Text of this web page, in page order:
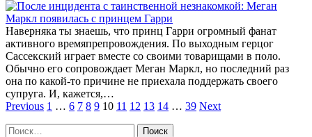
Наверняка ты знаешь, что принц Гарри огромный фанат
активного времяпрепровождения. По выходным герцог
Сассекский играет вместе со своими товарищами в поло.
Обычно его сопровождает Меган Маркл, но последний раз
она по какой-то причине не приехала поддержать своего
супруга. И, кажется,…
Пагинация
записей
Previous 1 … 6 7 8 9 10 11 12 13 14 … 39 Next
Найти: